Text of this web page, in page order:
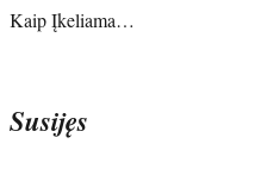
KaipĮkeliama…
Susijęs